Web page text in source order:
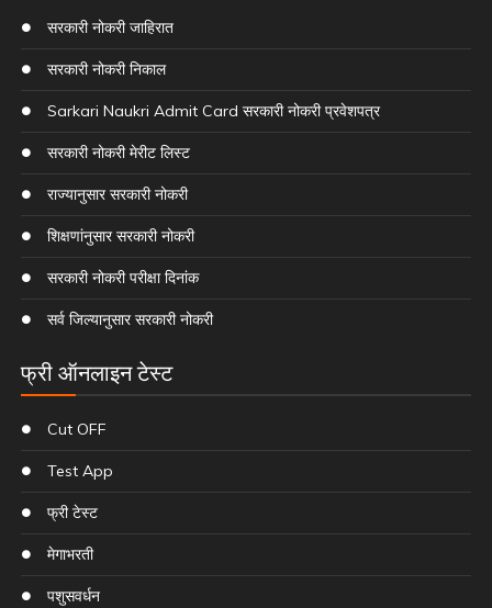
सरकारी नोकरी जाहिरात
सरकारी नोकरी निकाल
Sarkari Naukri Admit Card सरकारी नोकरी प्रवेशपत्र
सरकारी नोकरी मेरीट लिस्ट
राज्यानुसार सरकारी नोकरी
शिक्षणांनुसार सरकारी नोकरी
सरकारी नोकरी परीक्षा दिनांक
सर्व जिल्यानुसार सरकारी नोकरी
फ्री ऑनलाइन टेस्ट
Cut OFF
Test App
फ्री टेस्ट
मेगाभरती
पशुसवर्धन